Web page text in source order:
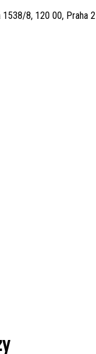
1538/8, 120 00, Praha 2